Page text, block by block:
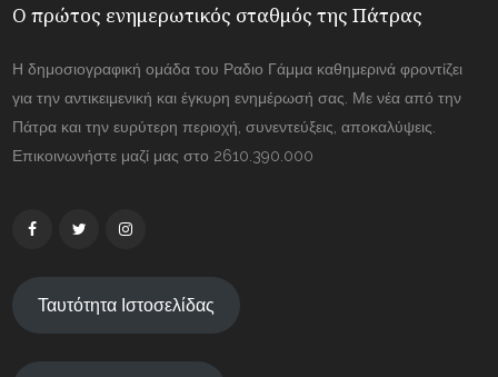
Ο πρώτος ενημερωτικός σταθμός της Πάτρας
Η δημοσιογραφική ομάδα του Ραδιο Γάμμα καθημερινά φροντίζει
για την αντικειμενική και έγκυρη ενημέρωσή σας. Με νέα από την
Πάτρα και την ευρύτερη περιοχή, συνεντεύξεις, αποκαλύψεις.
Επικοινωνήστε μαζί μας στο 2610.390.000
Ταυτότητα Ιστοσελίδας